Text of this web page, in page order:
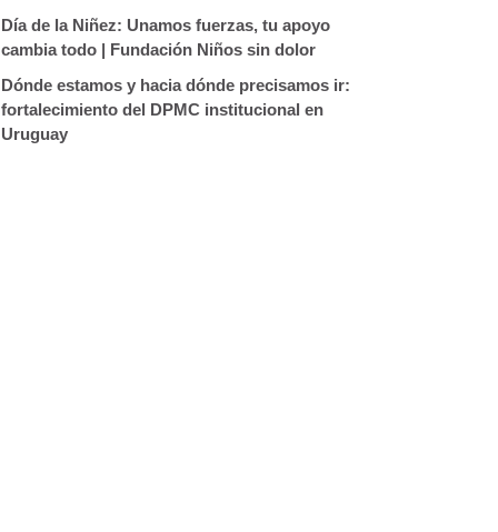
Día de la Niñez: Unamos fuerzas, tu apoyo
cambia todo | Fundación Niños sin dolor
Dónde estamos y hacia dónde precisamos ir:
fortalecimiento del DPMC institucional en
Uruguay